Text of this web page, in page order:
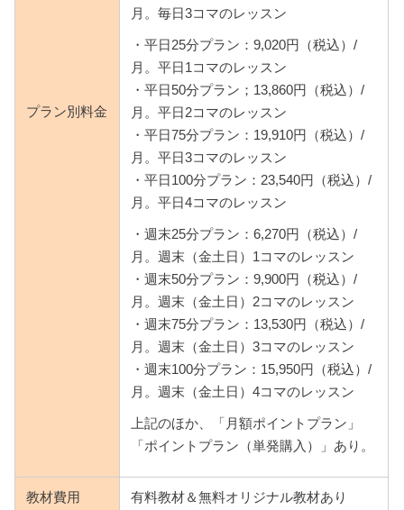
プラン別料金
月。毎日3コマのレッスン
・平日25分プラン：9,020円（税込）/
月。平日1コマのレッスン
・平日50分プラン；13,860円（税込）/
月。平日2コマのレッスン
・平日75分プラン：19,910円（税込）/
月。平日3コマのレッスン
・平日100分プラン：23,540円（税込）/
月。平日4コマのレッスン
・週末25分プラン：6,270円（税込）/
月。週末（金土日）1コマのレッスン
・週末50分プラン：9,900円（税込）/
月。週末（金土日）2コマのレッスン
・週末75分プラン：13,530円（税込）/
月。週末（金土日）3コマのレッスン
・週末100分プラン：15,950円（税込）/
月。週末（金土日）4コマのレッスン
上記のほか、「月額ポイントプラン」
「ポイントプラン（単発購入）」あり。
教材費用 有料教材＆無料オリジナル教材あり